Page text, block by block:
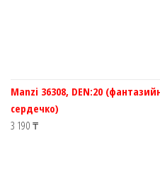
Manzi 36308, DEN:20
сердечко)
3 190 ₸